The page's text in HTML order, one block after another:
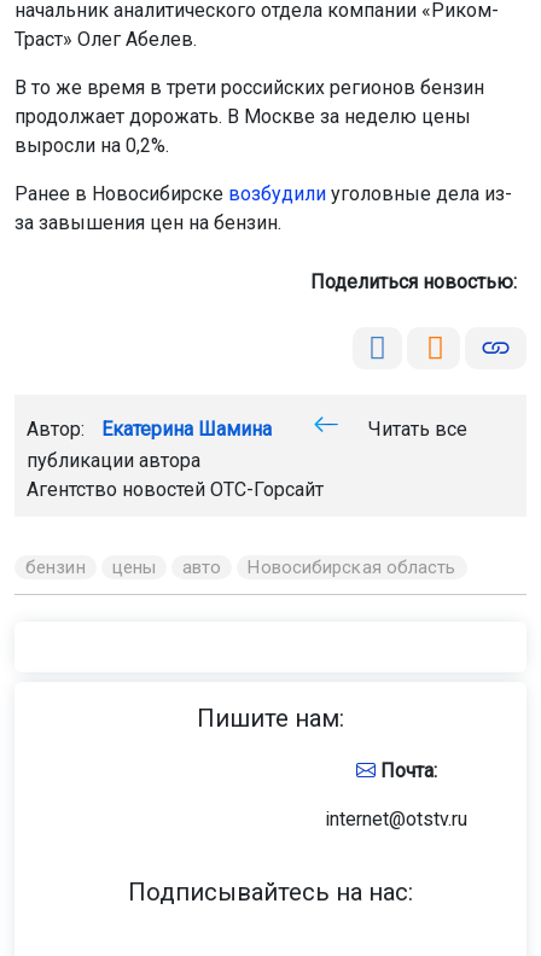
начальник аналитического отдела компании «Риком-
Траст» Олег Абелев.
В то же время в трети российских регионов бензин
продолжает дорожать. В Москве за неделю цены
выросли на 0,2%.
Ранее в Новосибирске возбудили уголовные дела из-
за завышения цен на бензин.
Поделиться новостью:
Автор: Екатерина Шамина
Читать все
публикации автора
Агентство новостей ОТС-Горсайт
бензин цены авто Новосибирская область
Пишите нам:
Почта:
internet@otstv.ru
Подписывайтесь на нас: